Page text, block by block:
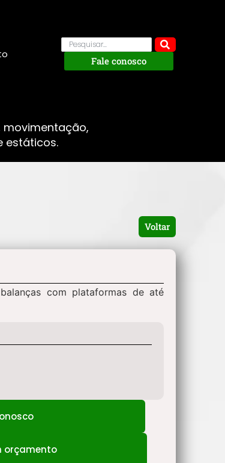
Fale conosco
movimentação,
estáticos.
Voltar
com plataformas de até
orçamento